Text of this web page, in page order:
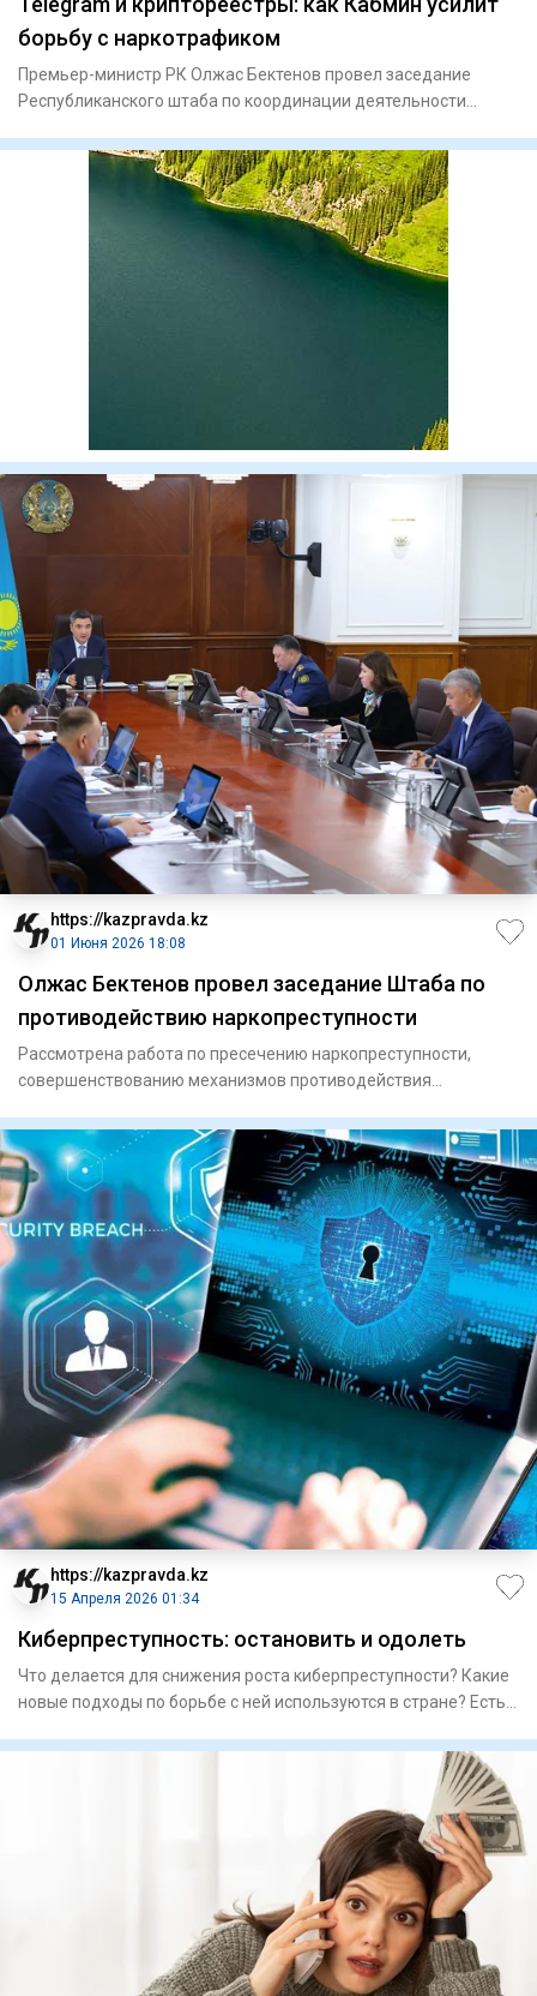
борьбу с наркотрафиком
Премьер-министр РК Олжас Бектенов провел заседание
Республиканского штаба по координации деятельности
https://kazpravda.kz
01 Июня 2026 18:08
Олжас Бектенов провел заседание Штаба по
противодействию наркопреступности
Рассмотрена работа по пресечению наркопреступности,
совершенствованию механизмов противодействия
https://kazpravda.kz
15 Апреля 2026 01:34
Киберпреступность: остановить и одолеть
Что делается для снижения роста киберпреступности? Какие
новые подходы по борьбе с ней используются в стране? Есть